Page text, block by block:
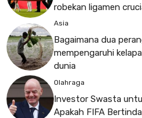
robekan ligamen
Asia
Bagaimana dua
mempengaruhi
dunia
Olahraga
Investor Swasta
Apakah FIFA